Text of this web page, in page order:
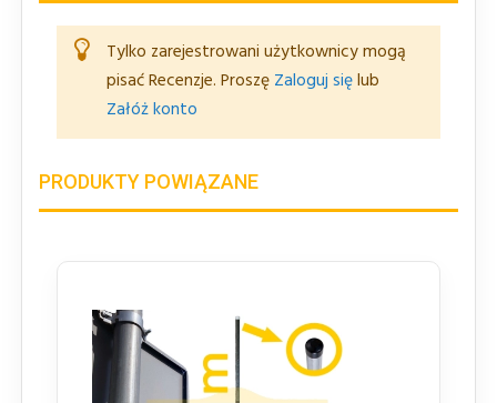
Tylko zarejestrowani użytkownicy mogą
pisać Recenzje. Proszę Zaloguj sięlub
Załóż konto
PRODUKTY POWIĄZANE